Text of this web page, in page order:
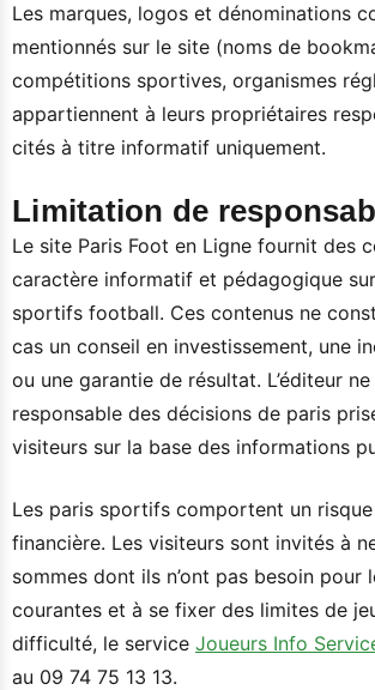
Les marques, logos et dénominations
mentionnés sur le site (noms de
compétitions sportives, organismes
appartiennent à leurs propriétaires
cités à titre informatif uniquement.
Limitation de
Le site Paris Foot en Ligne fournit des
caractère informatif et pédagogique
sportifs football. Ces contenus ne
cas un conseil en investissement, une
ou une garantie de résultat. L’éditeur
responsable des décisions de paris
visiteurs sur la base des informations
Les paris sportifs comportent un
financière. Les visiteurs sont invités à
sommes dont ils n’ont pas besoin pour
courantes et à se fixer des limites de
difficulté, le service Joueurs Info
au 09 74 75 13 13.